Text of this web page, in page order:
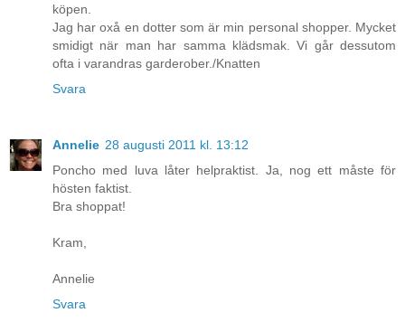
köpen.
Jag har oxå en dotter som är min personal shopper. Mycket
smidigt när man har samma klädsmak. Vi går dessutom
ofta i varandras garderober./Knatten
Svara
Annelie 28 augusti 2011 kl. 13:12
Poncho med luva låter helpraktist. Ja, nog ett måste för
hösten faktist.
Bra shoppat!
Kram,
Annelie
Svara